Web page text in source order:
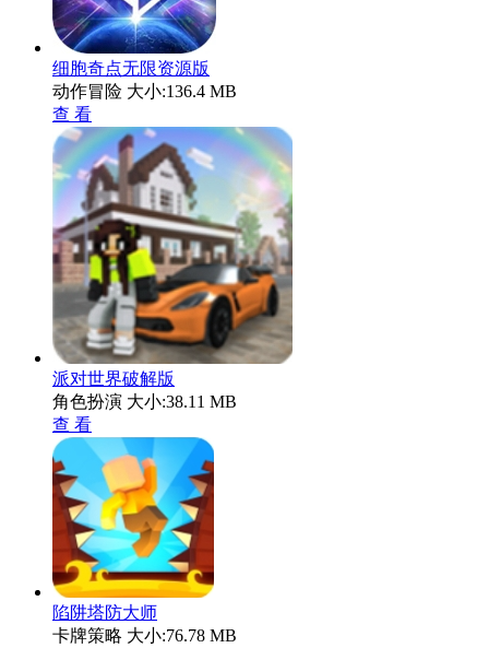
细胞奇点无限资源版
动作冒险 大小:136.4 MB
查 看
派对世界破解版
角色扮演 大小:38.11 MB
查 看
陷阱塔防大师
卡牌策略 大小:76.78 MB